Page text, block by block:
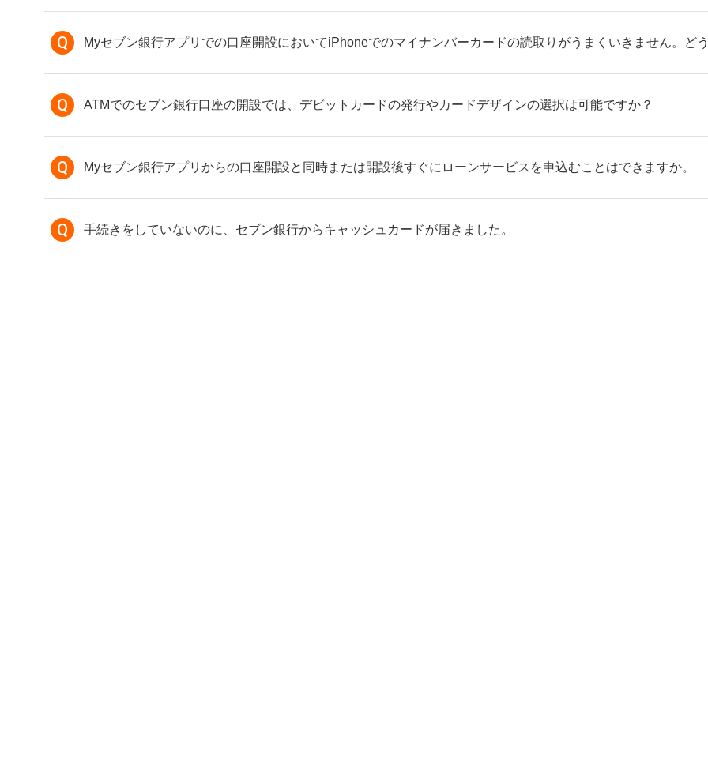
Q Myセブン銀行アプリでの口座開設においてiPhoneでのマイナンバーカードの読取りがうまくいきません。ど
Q ATMでのセブン銀行口座の開設では、デビットカードの発行やカードデザインの選択は可能ですか？
Q Myセブン銀行アプリからの口座開設と同時または開設後すぐにローンサービスを申込むことはできますか。
Q 手続きをしていないのに、セブン銀行からキャッシュカードが届きました。